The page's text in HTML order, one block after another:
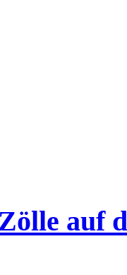
auf